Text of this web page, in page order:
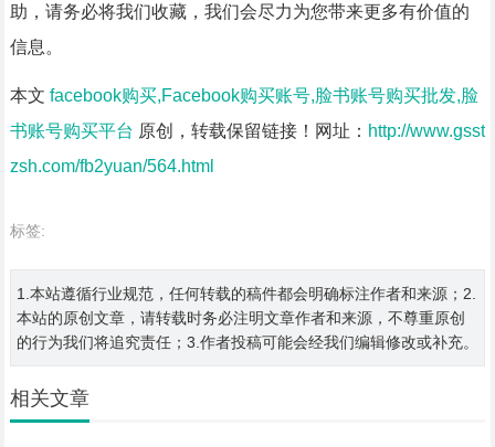
助，请务必将我们收藏，我们会尽力为您带来更多有价值的
信息。
本文 facebook购买,Facebook购买账号,脸书账号购买批发,脸
书账号购买平台 原创，转载保留链接！网址： http://www.gsst
zsh.com/fb2yuan/564.html
标签:
1.本站遵循行业规范，任何转载的稿件都会明确标注作者和来源；2.
本站的原创文章，请转载时务必注明文章作者和来源，不尊重原创
的行为我们将追究责任；3.作者投稿可能会经我们编辑修改或补充。
相关文章